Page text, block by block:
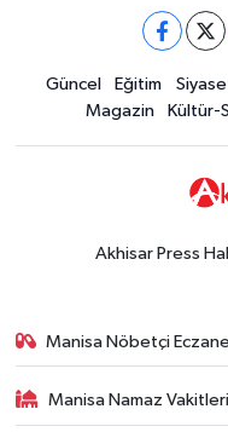
Güncel Eğitim
Magazin
Kültür-
Akhisar Press
Manisa Nöbetçi
Manisa Namaz Vakitleri